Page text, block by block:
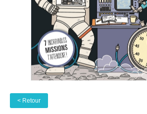
< Retour